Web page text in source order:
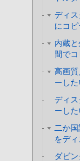
ディ
にコ
内蔵
間で
高画
ーした
ディ
ーした
二か
をデ
ダビ